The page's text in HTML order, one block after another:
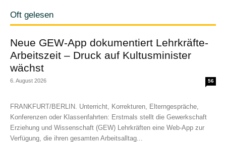
Oft gelesen
Neue GEW-App dokumentiert Lehrkräfte-
Arbeitszeit – Druck auf Kultusminister
wächst
6. August 2026 56
FRANKFURT/BERLIN. Unterricht, Korrekturen, Elterngespräche,
Konferenzen oder Klassenfahrten: Erstmals stellt die Gewerkschaft
Erziehung und Wissenschaft (GEW) Lehrkräften eine Web-App zur
Verfügung, die ihren gesamten Arbeitsalltag...